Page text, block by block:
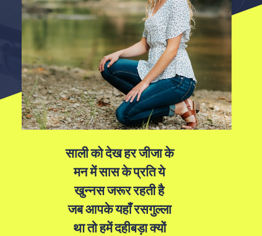
साली को देख हर जीजा के
मन में सास के प्रति ये
खुन्नस जरूर रहती है
जब आपके यहाँ रसगुल्ला
था तो हमें दहीबड़ा क्यों